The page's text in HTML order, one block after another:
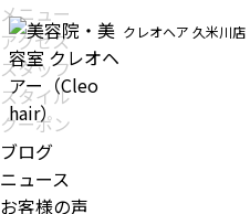
クレオヘア 久米川店
メニュー
アクセス
スタッフ
スタイル
クーポン
ブログ
ニュース
お客様の声